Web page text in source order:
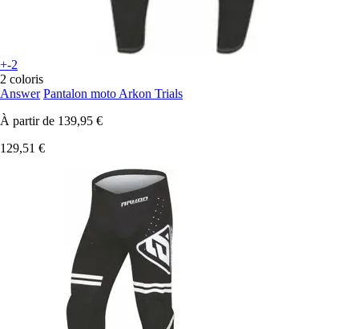
+-2
2 coloris
Answer Pantalon moto Arkon Trials
À partir de 139,95 €
129,51 €